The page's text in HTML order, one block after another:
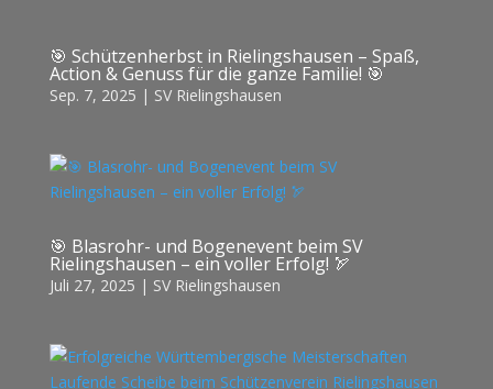
🎯 Schützenherbst in Rielingshausen – Spaß,
Action & Genuss für die ganze Familie! 🎯
Sep. 7, 2025 | SV Rielingshausen
🎯 Blasrohr- und Bogenevent beim SV
Rielingshausen – ein voller Erfolg! 🏹
Juli 27, 2025 | SV Rielingshausen